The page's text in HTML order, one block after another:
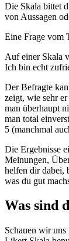
Die Skala bittet
von Aussagen
Eine Frage vom
Auf einer Skala
Ich bin echt
Der Befragte
zeigt, wie sehr er
man überhaupt
man total
5 (manchmal
Die Ergebnisse
Meinungen,
helfen dir dabei,
was du gut
Was sind
Schauen wir uns